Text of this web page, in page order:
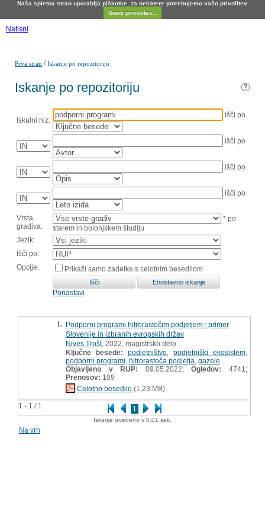
Naša spletna stran uporablja piškotke, za nekatere potrebujemo vašo privolitev.
Uredi privolitev...
Natisni
Prva stran /Iskanje po repozitoriju
Iskanje po repozitoriju
Iskalni niz:
išči po
išči po
išči po
išči po
Vrsta
gradiva:
* po
starem in bolonjskem študiju
Jezik:
Išči po:
Opcije:
Prikaži samo zadetke s celotnim besedilom
Ponastavi
1 - 1 / 1 1
1. Podporni programi hitrorastočim podjetjem : primer
Slovenije in izbranih evropskih držav
Nives Trošt, 2022, magistrsko delo
Ključne besede:
podjetništvo podjetniški ekosistem
podporni programi hitrorastoča podjetja gazele
Objavljeno v RUP: 09.05.2022;Ogledov:
4741;
Prenosov: 109
Celotno besedilo (1,23 MB)
Iskanje izvedeno v 0.01 sek.
Na vrh